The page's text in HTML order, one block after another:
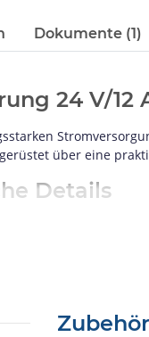
Dokumente (1)
24 V/12
über eine
Details